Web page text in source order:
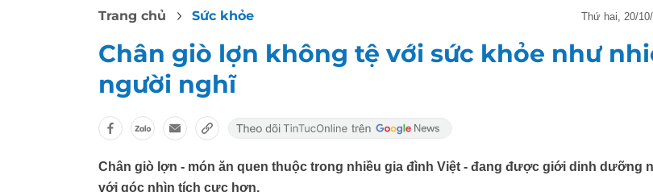
Trang chủ Sức khỏe thứ hai, 20/
Chân giò lợn không tệ với sức khỏe như
người nghĩ
Chân giò lợn - món ăn quen thuộc trong nhiều gia đình Việt - đang được giới dinh dưỡng
với góc nhìn tích cực hơn.